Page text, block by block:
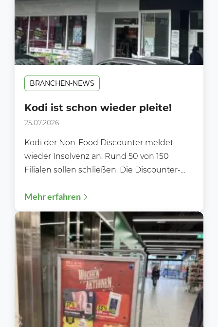
BRANCHEN-NEWS
Kodi ist schon wieder pleite!
25.07.2026
Kodi der Non-Food Discounter meldet
wieder Insolvenz an. Rund 50 von 150
Filialen sollen schließen. Die Discounter-
Mehr erfahren